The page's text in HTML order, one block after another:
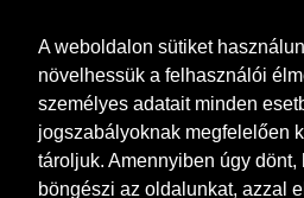
A weboldalon sütiket
növelhessük a felhasználói
személyes adatait minden
jogszabályoknak megfelelően
tároljuk. Amennyiben úgy dönt,
böngészi az oldalunkat, azzal
Invitation
Commemorative exhibition
Caporetto Breakthrough